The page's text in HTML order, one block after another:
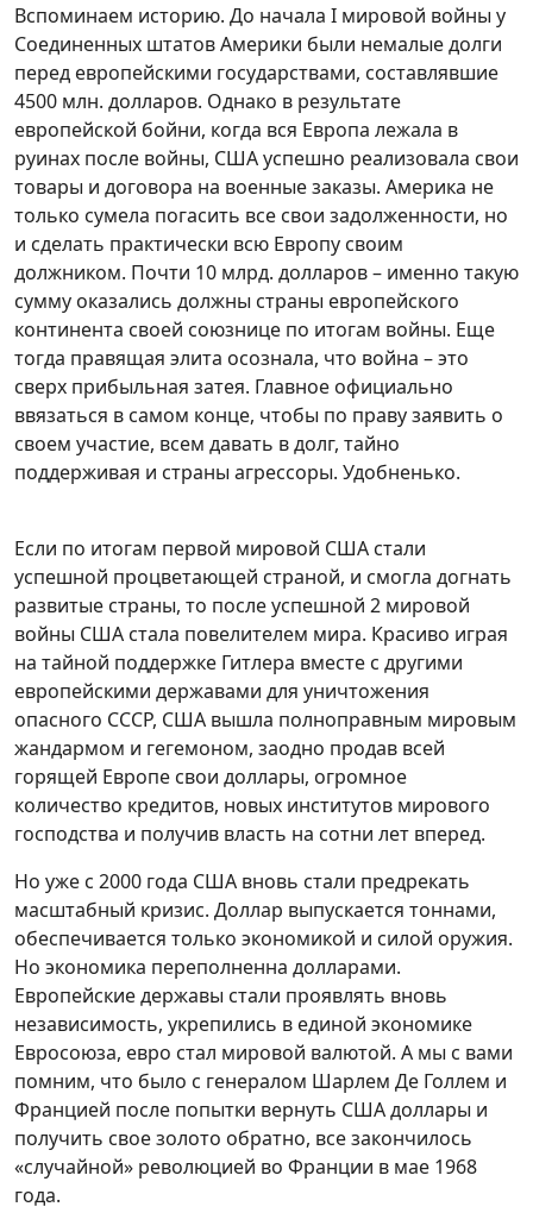
Вспоминаем историю. До начала I мировой войны у
Соединенных штатов Америки были немалые долги
перед европейскими государствами, составлявшие
4500 млн. долларов. Однако в результате
европейской бойни, когда вся Европа лежала в
руинах после войны, США успешно реализовала свои
товары и договора на военные заказы. Америка не
только сумела погасить все свои задолженности, но
и сделать практически всю Европу своим
должником. Почти 10 млрд. долларов – именно такую
сумму оказались должны страны европейского
континента своей союзнице по итогам войны. Еще
тогда правящая элита осознала, что война – это
сверх прибыльная затея. Главное официально
ввязаться в самом конце, чтобы по праву заявить о
своем участие, всем давать в долг, тайно
поддерживая и страны агрессоры. Удобненько.
Если по итогам первой мировой США стали
успешной процветающей страной, и смогла догнать
развитые страны, то после успешной 2 мировой
войны США стала повелителем мира. Красиво играя
на тайной поддержке Гитлера вместе с другими
европейскими державами для уничтожения
опасного СССР, США вышла полноправным мировым
жандармом и гегемоном, заодно продав всей
горящей Европе свои доллары, огромное
количество кредитов, новых институтов мирового
господства и получив власть на сотни лет вперед.
Но уже с 2000 года США вновь стали предрекать
масштабный кризис. Доллар выпускается тоннами,
обеспечивается только экономикой и силой оружия.
Но экономика переполненна долларами.
Европейские державы стали проявлять вновь
независимость, укрепились в единой экономике
Евросоюза, евро стал мировой валютой. А мы с вами
помним, что было с генералом Шарлем Де Голлем и
Францией после попытки вернуть США доллары и
получить свое золото обратно, все закончилось
«случайной» революцией во Франции в мае 1968
года.